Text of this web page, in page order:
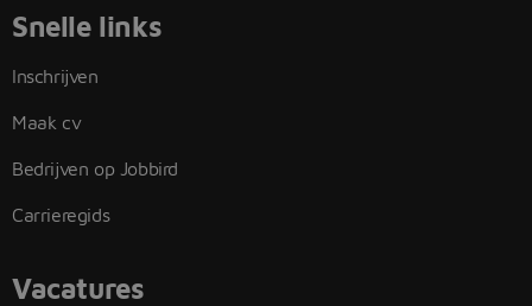
Snelle links
Inschrijven
Maak cv
Bedrijven op Jobbird
Carrieregids
Vacatures